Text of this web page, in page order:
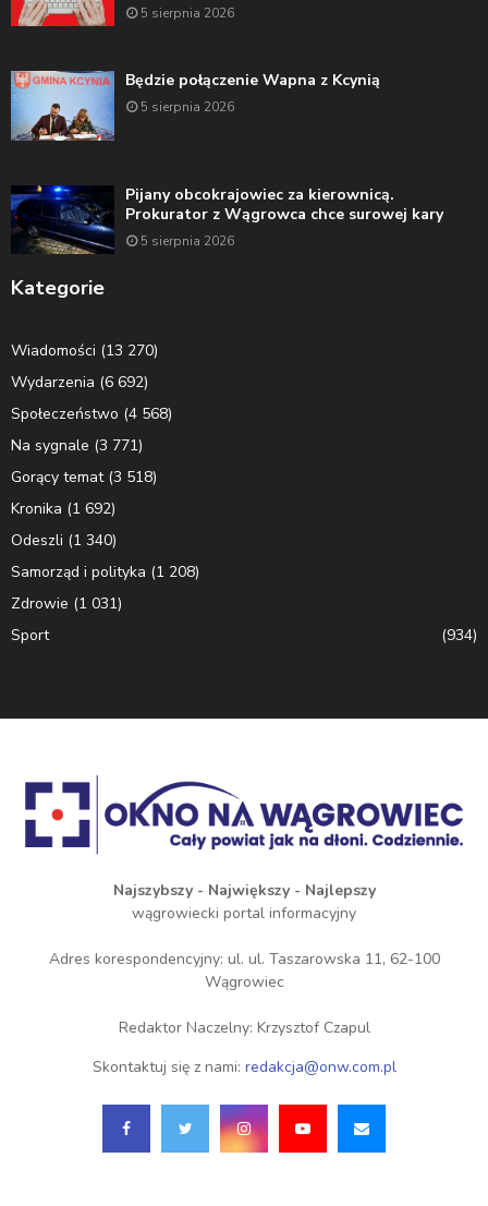
5 sierpnia 2026
Będzie połączenie Wapna z Kcynią
5 sierpnia 2026
Pijany obcokrajowiec za kierownicą.
Prokurator z Wągrowca chce surowej kary
5 sierpnia 2026
Kategorie
Wiadomości (13 270)
Wydarzenia (6 692)
Społeczeństwo (4 568)
Na sygnale (3 771)
Gorący temat(3 518)
Kronika (1 692)
Odeszli (1 340)
Samorząd i polityka (1 208)
Zdrowie (1 031)
Sport
(934)
Najszybszy - Największy - Najlepszy
wągrowiecki portal informacyjny
Adres korespondencyjny: ul. ul. Taszarowska 11, 62-100
Wągrowiec
Redaktor Naczelny: Krzysztof Czapul
Skontaktuj się z nami: redakcja@onw.com.pl